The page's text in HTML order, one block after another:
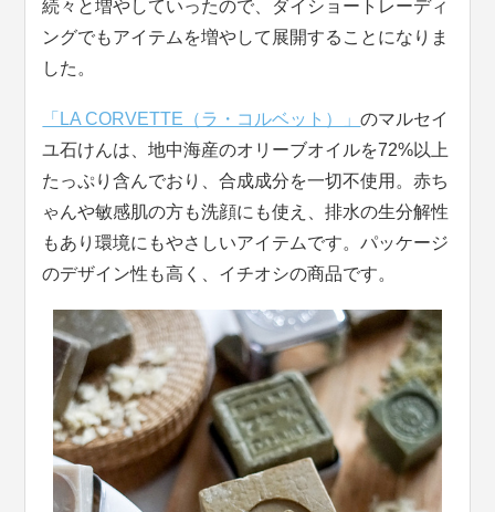
続々と増やしていったので、ダイショートレーディ
ングでもアイテムを増やして展開することになりま
した。
「LA CORVETTE（ラ・コルベット）」のマルセイ
ユ石けんは、地中海産のオリーブオイルを72%以上
たっぷり含んでおり、合成成分を一切不使用。赤ち
ゃんや敏感肌の方も洗顔にも使え、排水の生分解性
もあり環境にもやさしいアイテムです。パッケージ
のデザイン性も高く、イチオシの商品です。